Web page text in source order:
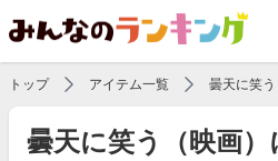
トップ アイテム一覧 曇天に笑う
曇天に笑う（映画